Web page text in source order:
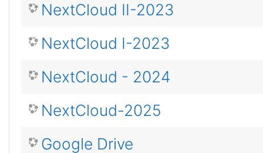
NextCloud II-2023
NextCloud I-2023
NextCloud - 2024
NextCloud-2025
Google Drive